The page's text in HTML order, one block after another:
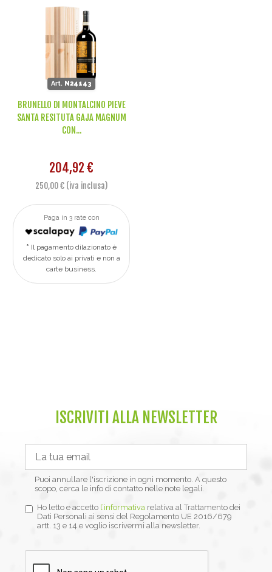
Art. N24143
BRUNELLO DI MONTALCINO PIEVE
SANTA RESITUTA GAJA MAGNUM
CON...
204,92 €
250,00 € (iva inclusa)
Paga in 3 rate con
Il pagamento dilazionato è
dedicato solo ai privati e non a
carte business.
ISCRIVITI ALLA NEWSLETTER
Puoi annullare l'iscrizione in ogni momento. A questo
scopo, cerca le info di contatto nelle note legali.
Ho letto e accetto l’informativa relativa al Trattamento dei
Dati Personali ai sensi del Regolamento UE 2016/679
artt. 13 e 14 e voglio iscrivermi alla newsletter.